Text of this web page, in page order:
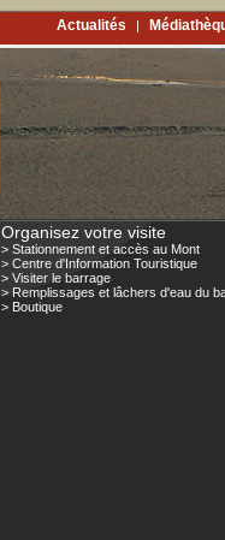
Actualités |
Organisez votre visite
> Stationnement et accès au Mont
> Centre d'Information Touristique
> Visiter le barrage
> Remplissages et lâchers d'eau du
> Boutique